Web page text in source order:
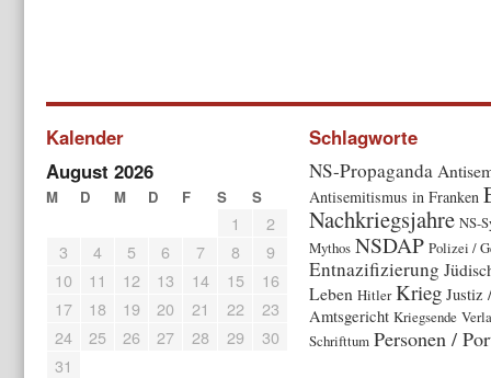
Kalender
August 2026
M D M D F S S
1
2
3
4 5 6 7 8
9
10
11 12 13 14 15
16
17
18 19 20 21 22
23
24
25 26 27 28 29
30
31
Schlagworte
NS-Propaganda
Antisemitismus in Franken
Nachkriegsjahre NS-
Mythos NSDAP Polizei /
Entnazifizierung
Leben Hitler Krieg Justiz /
Amtsgericht Kriegsende
Schrifttum Personen /